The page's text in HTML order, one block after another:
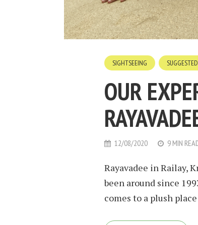
SIGHTSEEING
OUR
12/08/2020 9 MIN
Rayavadee in Railay,
been around since
comes to a plush